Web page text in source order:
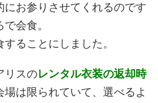
にお参りさせてくれるのです
会食。
ることにしました。
リスのレンタル衣装の返却時
場は限られていて、選べるよ